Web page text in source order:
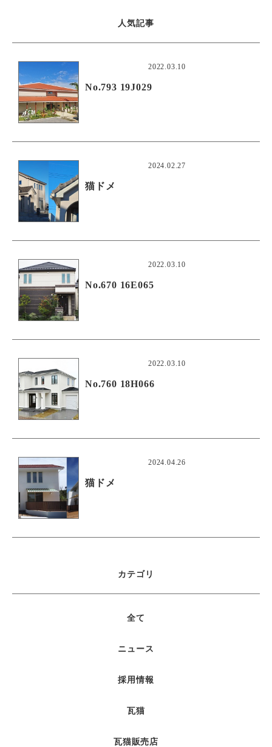
人気記事
2022.03.10
No.793 19J029
2024.02.27
猫ドメ
2022.03.10
No.670 16E065
2022.03.10
No.760 18H066
2024.04.26
猫ドメ
カテゴリ
全て
ニュース
採用情報
瓦猫
瓦猫販売店